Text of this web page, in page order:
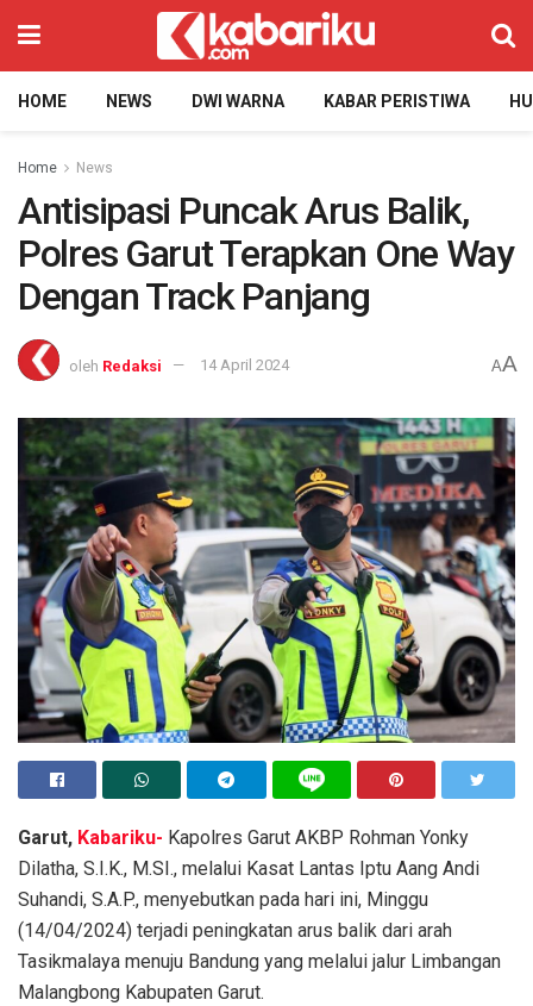
HOME NEWS DWI WARNA KABAR PERISTIWA
Home News
Antisipasi Puncak Arus Balik,
Polres Garut Terapkan One Way
Dengan Track Panjang
oleh Redaksi 14 April 2024 AA
Garut, Kabariku- Kapolres Garut AKBP Rohman Yonky
Dilatha, S.I.K., M.SI., melalui Kasat Lantas Iptu Aang Andi
Suhandi, S.A.P., menyebutkan pada hari ini, Minggu
(14/04/2024) terjadi peningkatan arus balik dari arah
Tasikmalaya menuju Bandung yang melalui jalur Limbangan
Malangbong Kabupaten Garut.